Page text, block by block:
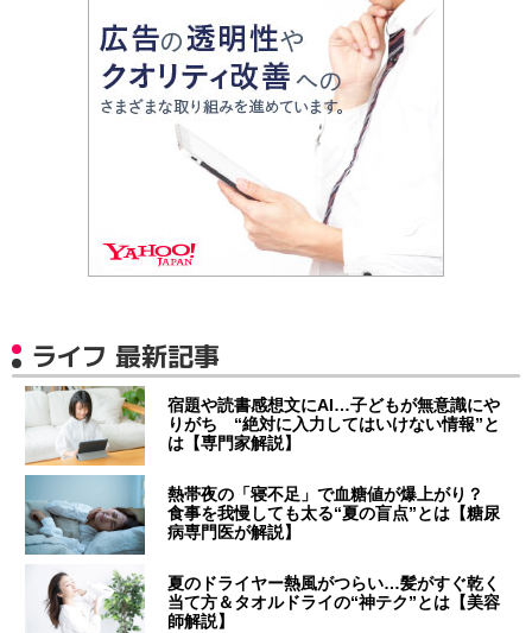
ライフ 最新記事
宿題や読書感想文にAI…子どもが無意識にや
りがち “絶対に入力してはいけない情報”と
は【専門家解説】
熱帯夜の「寝不足」で血糖値が爆上がり？
食事を我慢しても太る“夏の盲点”とは【糖尿
病専門医が解説】
夏のドライヤー熱風がつらい…髪がすぐ乾く
当て方＆タオルドライの“神テク”とは【美容
師解説】